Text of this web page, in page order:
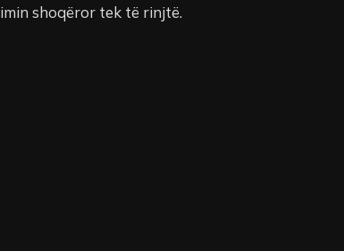
shoqëror tek të rinjtë.